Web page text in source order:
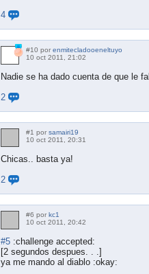
4
#10 por enmitecladooeneltuyo
10 oct 2011, 21:02
Nadie se ha dado cuenta de que le
2
#1 por samairi19
10 oct 2011, 20:31
Chicas.. basta ya!
2
#6 por kc1
10 oct 2011, 20:42
#5 :challenge accepted:
[2 segundos despues. . .]
ya me mando al diablo :okay: